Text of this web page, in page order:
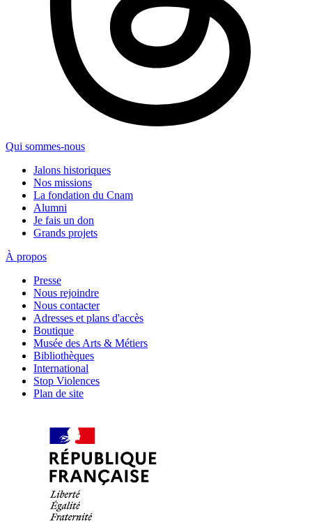
Qui sommes-nous
Jalons historiques
Nos missions
La fondation du Cnam
Alumni
Je fais un don
Grands projets
À propos
Presse
Nous rejoindre
Nous contacter
Adresses et plans d'accès
Boutique
Musée des Arts & Métiers
Bibliothèques
International
Stop Violences
Plan de site